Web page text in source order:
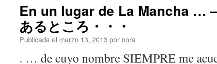
En un lugar de La Mancha …
あるところ・・・
Publicada el marzo 13, 2013 por nora
. … de cuyo nombre SIEMPRE me